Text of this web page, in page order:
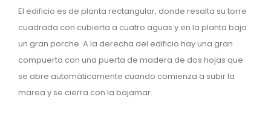
El edificio es de planta rectangular, donde resalta su torre
cuadrada con cubierta a cuatro aguas y en la planta baja
un gran porche. A la derecha del edificio hay una gran
compuerta con una puerta de madera de dos hojas que
se abre automáticamente cuando comienza a subir la
marea y se cierra con la bajamar.